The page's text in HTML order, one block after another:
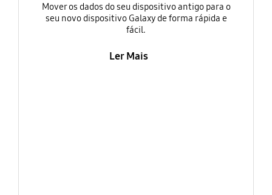
Mover os dados do seu dispositivo antigo para o
seu novo dispositivo Galaxy de forma rápida e
fácil.
Ler Mais